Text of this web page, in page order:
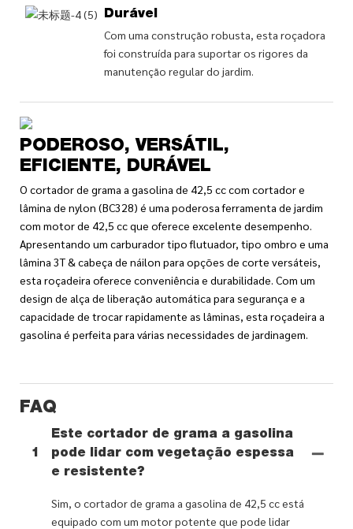
Durável
Com uma construção robusta, esta roçadora
foi construída para suportar os rigores da
manutenção regular do jardim.
PODEROSO, VERSÁTIL,
EFICIENTE, DURÁVEL
O cortador de grama a gasolina de 42,5 cc com cortador e
lâmina de nylon (BC328) é uma poderosa ferramenta de jardim
com motor de 42,5 cc que oferece excelente desempenho.
Apresentando um carburador tipo flutuador, tipo ombro e uma
lâmina 3T & cabeça de náilon para opções de corte versáteis,
esta roçadeira oferece conveniência e durabilidade. Com um
design de alça de liberação automática para segurança e a
capacidade de trocar rapidamente as lâminas, esta roçadeira a
gasolina é perfeita para várias necessidades de jardinagem.
FAQ
1
Este cortador de grama a gasolina
pode lidar com vegetação espessa
e resistente?
Sim, o cortador de grama a gasolina de 42,5 cc está
equipado com um motor potente que pode lidar